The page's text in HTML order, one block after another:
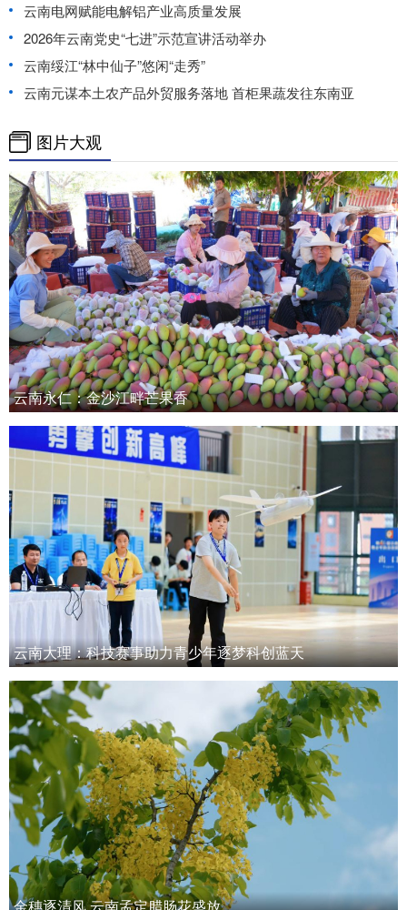
云南电网赋能电解铝产业高质量发展
2026年云南党史“七进”示范宣讲活动举办
云南绥江“林中仙子”悠闲“走秀”
云南元谋本土农产品外贸服务落地 首柜果蔬发往东南亚
图片大观
云南永仁：金沙江畔芒果香
云南大理：科技赛事助力青少年逐梦科创蓝天